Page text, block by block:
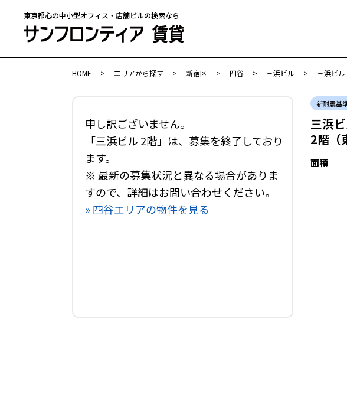
東京都心の中小型オフィス・店舗ビルの検索なら
HOME > エリアから探す > 新宿区 > 四谷 > 三浜ビル > 三浜ビ
申し訳ございません。
「三浜ビル 2階」は、募集を終了しており
ます。
※ 最新の募集状況と異なる場合がありま
すので、詳細はお問い合わせください。
» 四谷エリアの物件を見る
新耐震基
三浜
2階（
面積